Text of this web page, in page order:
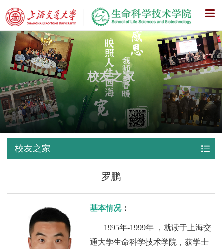
X
校友之家
校友之家
罗鹏
基本情况：
1995年-1999年 ，就读于上海交
通大学生命科学技术学院，获学士